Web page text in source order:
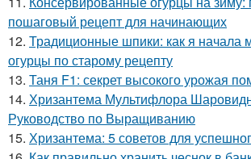
пошаговый рецепт для начинающих
12. Традиционные шпики: как я начала
огурцы по старому рецепту
13. Таня F1: секрет высокого урожая
14. Хризантема Мультифлора
Руководство по Выращиванию
15. Хризантема: 5 советов для